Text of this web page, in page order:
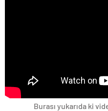
Burası yukarıda ki